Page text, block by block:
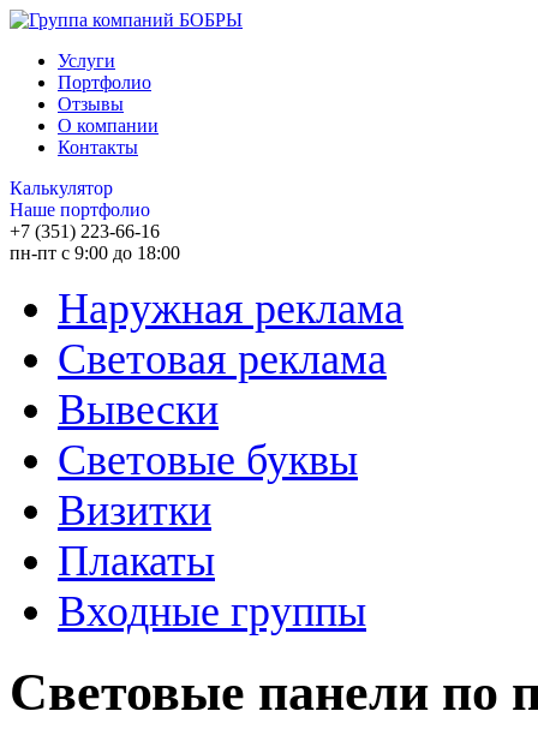
Услуги
Портфолио
Отзывы
О компании
Контакты
Калькулятор
Наше портфолио
+7 (351) 223-66-16
пн-пт с 9:00 до 18:00
Наружная реклама
Световая реклама
Вывески
Световые буквы
Визитки
Плакаты
Входные группы
Световые панели по